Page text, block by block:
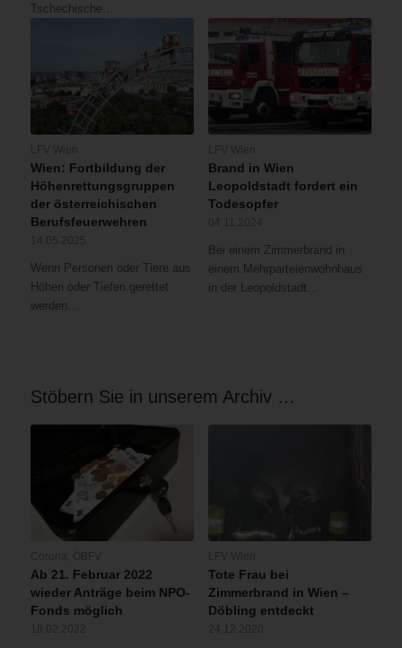
Tschechische…
Wien: Fortbildung der
Höhenrettungsgruppen
der österreichischen
Berufsfeuerwehren
Wenn Personen oder Tiere aus
Höhen oder Tiefen gerettet
werden…
Brand in Wien
Leopoldstadt fordert ein
Todesopfer
Bei einem Zimmerbrand in
einem Mehrparteienwohnhaus
in der Leopoldstadt…
Stöbern Sie in unserem Archiv …
Ab 21. Februar 2022
wieder Anträge beim NPO-
Fonds möglich
Tote Frau bei
Zimmerbrand in Wien –
Döbling entdeckt